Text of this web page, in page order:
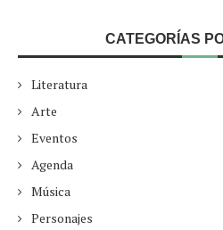
CATEGORÍAS
Literatura
Arte
Eventos
Agenda
Música
Personajes